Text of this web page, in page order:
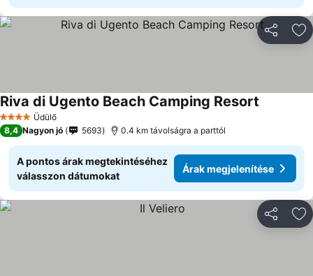
4 KategóriaÜdülő
Riva di Ugento Beach Camping Resort
8,4 Nagyon jó 5693 0.4 km távolságra a parttól
A pontos árak megtekintéséhez
válasszon dátumokat
Árak megjelenítése